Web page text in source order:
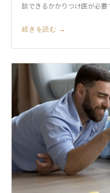
談できるかかりつけ医が必
続きを読む →